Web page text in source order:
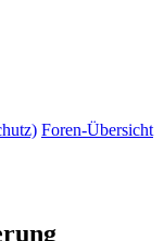
Foren-Übersicht